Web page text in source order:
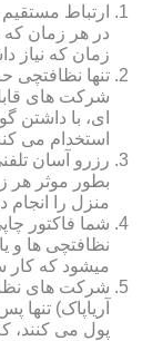
ارتباط
در هر زمان که
زمان که نیاز
تنها نظافتچی
شرکت های
ای، با داشتن
استخدام می
رزرو آسان
بطور موثر هر
منزل را انجام
شما فاکتور
نظافتچی ها و
میشود که کار
شرکت های
آریاپاک)
پول می کنند،